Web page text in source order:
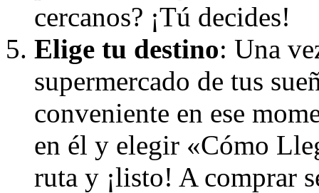
cercanos? ¡Tú decides!
Elige tu destino: Una
supermercado de tus
conveniente en ese
en él y elegir «Cómo
ruta y ¡listo! A comprar